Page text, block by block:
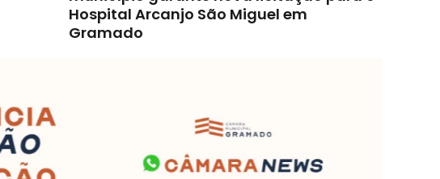
Hospital Arcanjo São Miguel em
Gramado